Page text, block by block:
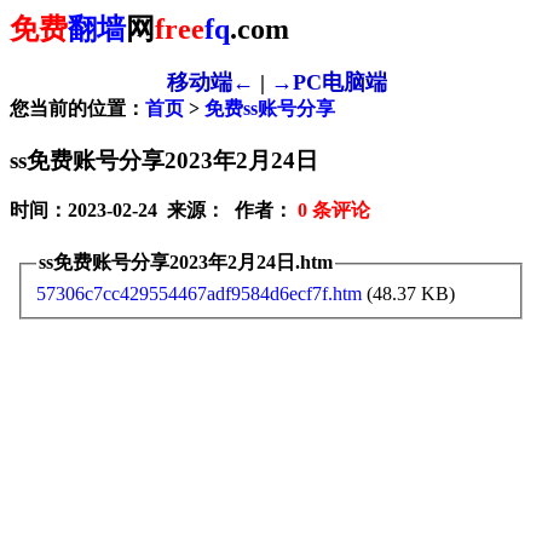
免费翻墙网freefq.com
移动端← | →PC电脑端
您当前的位置： 首页 > 免费ss账号分享
ss免费账号分享2023年2月24日
时间：2023-02-24 来源： 作者： 0 条评论
ss免费账号分享2023年2月24日.htm
57306c7cc429554467adf9584d6ecf7f.htm (48.37 KB)